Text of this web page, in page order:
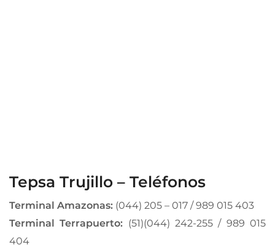
Tepsa Trujillo – Teléfonos
Terminal Amazonas: (044) 205 – 017 / 989 015 403
Terminal Terrapuerto: (51)(044) 242-255 / 989 015
404